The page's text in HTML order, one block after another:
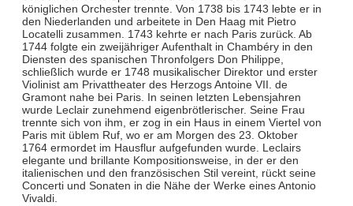
königlichen Orchester trennte. Von 1738 bis 1743 lebte er in
den Niederlanden und arbeitete in Den Haag mit Pietro
Locatelli zusammen. 1743 kehrte er nach Paris zurück. Ab
1744 folgte ein zweijähriger Aufenthalt in Chambéry in den
Diensten des spanischen Thronfolgers Don Philippe,
schließlich wurde er 1748 musikalischer Direktor und erster
Violinist am Privattheater des Herzogs Antoine VII. de
Gramont nahe bei Paris. In seinen letzten Lebensjahren
wurde Leclair zunehmend eigenbrötlerischer. Seine Frau
trennte sich von ihm, er zog in ein Haus in einem Viertel von
Paris mit üblem Ruf, wo er am Morgen des 23. Oktober
1764 ermordet im Hausflur aufgefunden wurde. Leclairs
elegante und brillante Kompositionsweise, in der er den
italienischen und den französischen Stil vereint, rückt seine
Concerti und Sonaten in die Nähe der Werke eines Antonio
Vivaldi.